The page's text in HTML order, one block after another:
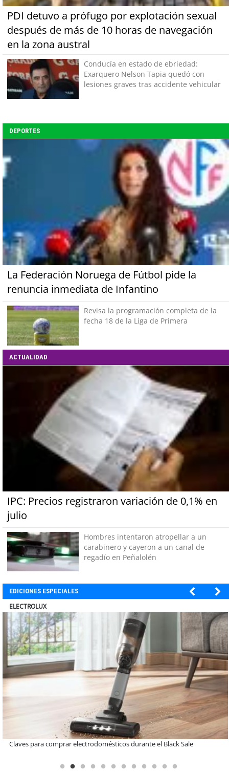
PDI detuvo a prófugo por explotación sexual
después de más de 10 horas de navegación
en la zona austral
Conducía en estado de ebriedad:
Exarquero Nelson Tapia quedó con
lesiones graves tras accidente vehicular
DEPORTES
La Federación Noruega de Fútbol pide la
renuncia inmediata de Infantino
Revisa la programación completa de la
fecha 18 de la Liga de Primera
ACTUALIDAD
IPC: Precios registraron variación de 0,1% en
julio
Hombres intentaron atropellar a un
carabinero y cayeron a un canal de
regadío en Peñalolén
EDICIONES ESPECIALES
MUTUAL
A dos años de la Ley Karin: especialistas afirman que el desafío es